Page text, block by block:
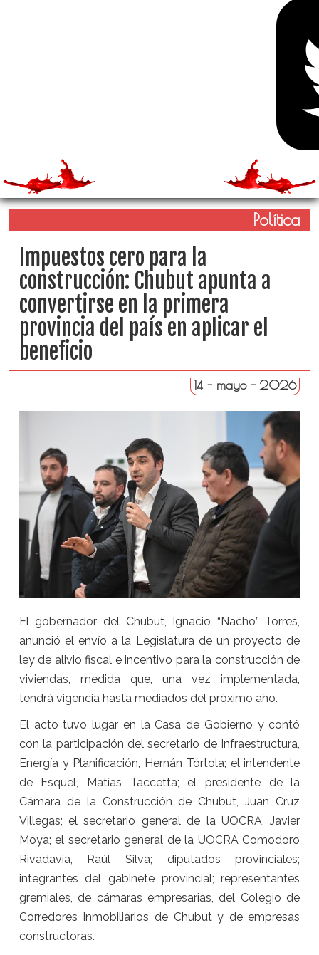
Política
Impuestos cero para la
construcción: Chubut apunta a
convertirse en la primera
provincia del país en aplicar el
beneficio
14 - mayo - 2026
El gobernador del Chubut, Ignacio “Nacho” Torres,
anunció el envío a la Legislatura de un proyecto de
ley de alivio fiscal e incentivo para la construcción de
viviendas, medida que, una vez implementada,
tendrá vigencia hasta mediados del próximo año.
El acto tuvo lugar en la Casa de Gobierno y contó
con la participación del secretario de Infraestructura,
Energía y Planificación, Hernán Tórtola; el intendente
de Esquel, Matías Taccetta; el presidente de la
Cámara de la Construcción de Chubut, Juan Cruz
Villegas; el secretario general de la UOCRA, Javier
Moya; el secretario general de la UOCRA Comodoro
Rivadavia, Raúl Silva; diputados provinciales;
integrantes del gabinete provincial; representantes
gremiales, de cámaras empresarias, del Colegio de
Corredores Inmobiliarios de Chubut y de empresas
constructoras.